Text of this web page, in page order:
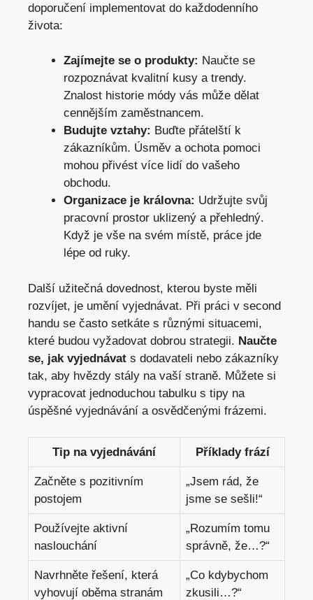
doporučení implementovat do každodenního
života:
Zajímejte se o produkty: Naučte se
rozpoznávat kvalitní kusy a trendy.
Znalost historie módy vás může dělat
cennějším zaměstnancem.
Budujte vztahy: Buďte přátelští k
zákazníkům. Úsměv a ochota pomoci
mohou přivést více lidí do vašeho
obchodu.
Organizace je královna: Udržujte svůj
pracovní prostor uklizený a přehledný.
Když je vše na svém místě, práce jde
lépe od ruky.
Další užitečná dovednost, kterou byste měli
rozvíjet, je umění vyjednávat. Při práci v second
handu se často setkáte s různými situacemi,
které budou vyžadovat dobrou strategii. Naučte
se, jak vyjednávat s dodavateli nebo zákazníky
tak, aby hvězdy stály na vaší straně. Můžete si
vypracovat jednoduchou tabulku s tipy na
úspěšné vyjednávání a osvědčenými frázemi.
Tip na vyjednávání Příklady frází
Začněte s pozitivním
postojem
„Jsem rád, že
jsme se sešli!“
Používejte aktivní
naslouchání
„Rozumím tomu
správně, že…?“
Navrhněte řešení, která
vyhovují oběma stranám
„Co kdybychom
zkusili…?“